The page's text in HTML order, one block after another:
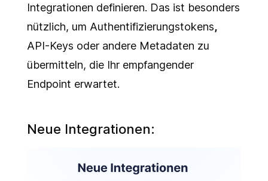
Integrationen definieren. Das ist besonders
nützlich, um Authentifizierungstokens,
API-Keys oder andere Metadaten zu
übermitteln, die Ihr empfangender
Endpoint erwartet.
Neue Integrationen: